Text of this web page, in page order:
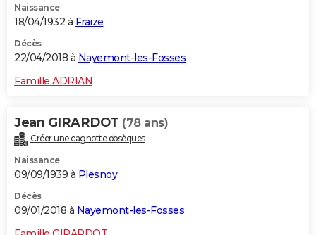
Naissance
18/04/1932 à Fraize
Décès
22/04/2018 à Nayemont-les-Fosses
Famille ADRIAN
Jean GIRARDOT (78 ans)
Créer une cagnotte obsèques
Naissance
09/09/1939 à Plesnoy
Décès
09/01/2018 à Nayemont-les-Fosses